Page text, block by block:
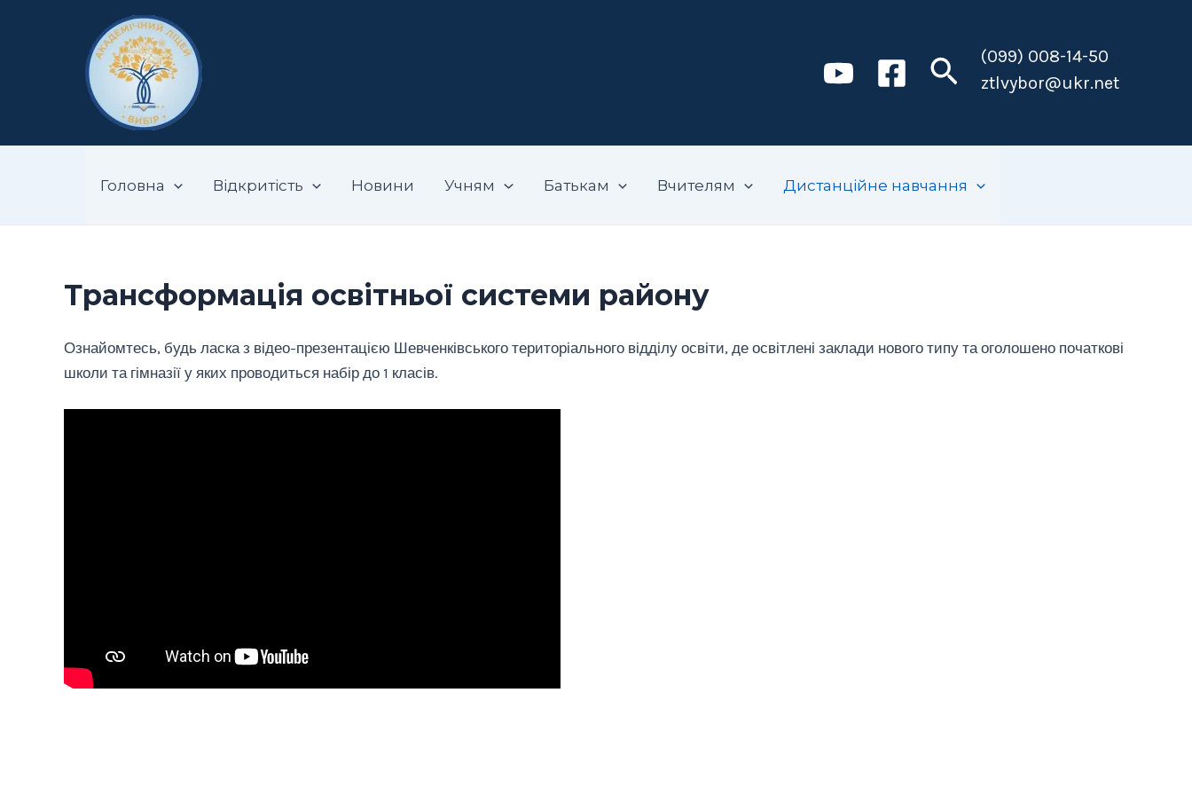
Пошук(099) 008-14-50
ztlvybor@ukr.net
Головна Відкритість Новини Учням Батькам Вчителям Дистанційне навчання
Трансформація освітньої системи району
Ознайомтесь, будь ласка з відео-презентацією Шевченківського територіального відділу освіти, де освітлені заклади нового типу та оголошено початкові
школи та гімназії у яких проводиться набір до 1 класів.